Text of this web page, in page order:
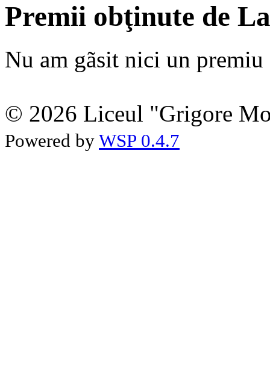
Premii obţinute de
Nu am gãsit nici un premiu
© 2026 Liceul "Grigore
Powered by WSP 0.4.7